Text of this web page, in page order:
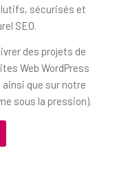
sécurisés et
SEO.
des projets de
Web WordPress
que sur notre
sous la pression).